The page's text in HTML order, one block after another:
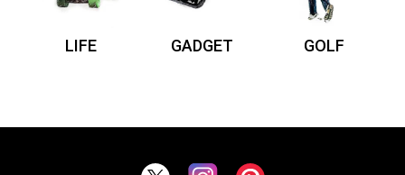
LIFE GADGET GOLF